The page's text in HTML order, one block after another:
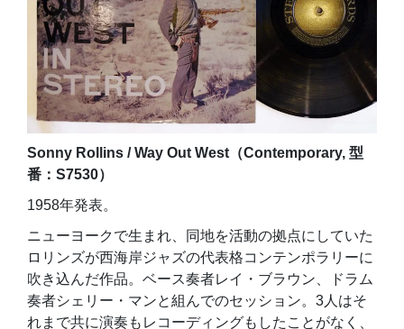
Sonny Rollins / Way Out West（Contemporary, 型
番：S7530）
1958年発表。
ニューヨークで生まれ、同地を活動の拠点にしていた
ロリンズが西海岸ジャズの代表格コンテンポラリーに
吹き込んだ作品。ベース奏者レイ・ブラウン、ドラム
奏者シェリー・マンと組んでのセッション。3人はそ
れまで共に演奏もレコーディングもしたことがなく、